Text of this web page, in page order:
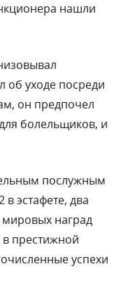
нашли
об уходе посреди
он предпочел
болельщиков, и
послужным
эстафете, два
наград
в престижной
успехи